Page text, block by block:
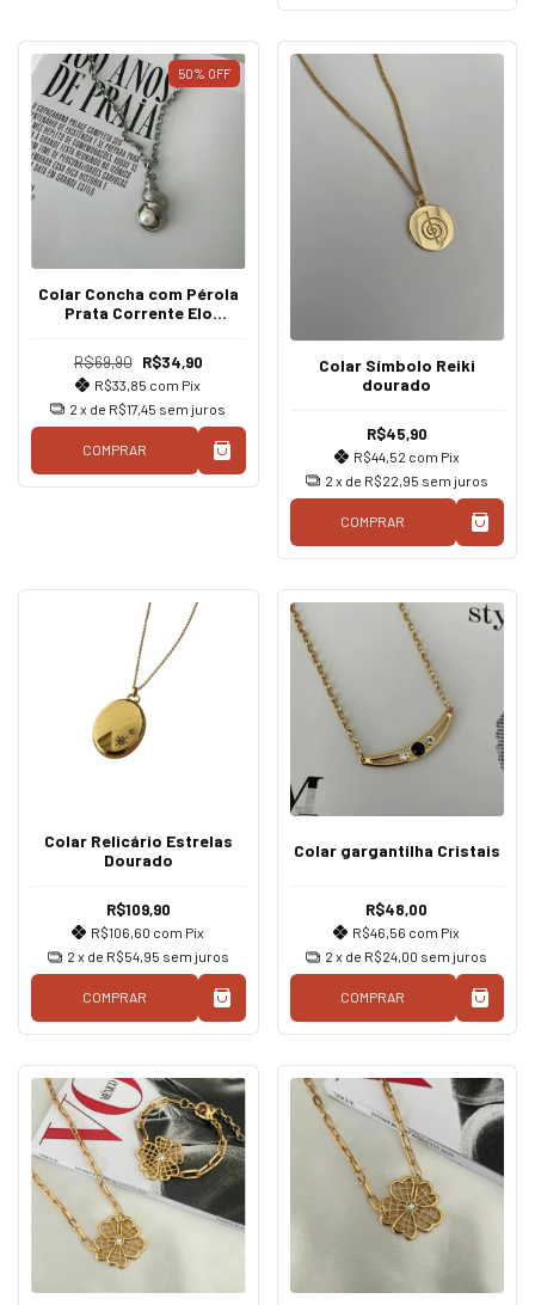
50% OFF
Colar Concha com Pérola
Prata Corrente Elo
R$69,90 R$34,90
R$33,85 com Pix
2 x de R$17,45 sem juros
COMPRAR
Colar Símbolo Reiki
dourado
R$45,90
R$44,52 com Pix
2 x de R$22,95 sem juros
COMPRAR
Colar Relicário Estrelas
Dourado
R$109,90
R$106,60 com Pix
2 x de R$54,95 sem juros
COMPRAR
Colar gargantilha Cristais
R$48,00
R$46,56 com Pix
2 x de R$24,00 sem juros
COMPRAR